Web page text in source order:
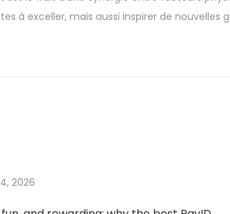
à exceller, mais aussi inspirer de nouvelles
2026